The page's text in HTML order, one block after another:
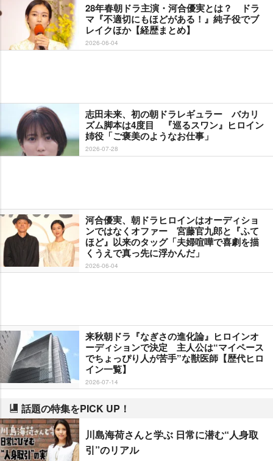
28年春朝ドラ主演・河合優実とは？ ドラ
マ『不適切にもほどがある！』純子役でブ
レイクほか【経歴まとめ】
2026-06-04
志田未来、初の朝ドラレギュラー バカリ
ズム脚本は4度目 『巡るスワン』ヒロイン
姉役「ご褒美のようなお仕事」
2026-07-28
河合優実、朝ドラヒロインはオーディショ
ンではなくオファー 宮藤官九郎と『ふて
ほど』以来のタッグ「夫婦喧嘩で喜劇を描
くうえで真っ先に浮かんだ」
2026-06-04
来秋朝ドラ『なぎさの進化論』ヒロインオ
ーディションで決定 主人公は“マイペース
でちょっぴり人が苦手”な獣医師【歴代ヒロ
イン一覧】
2026-07-14
話題の特集をPICK UP！
川島海荷さんと学ぶ 日常に潜む“人身取
引”のリアル